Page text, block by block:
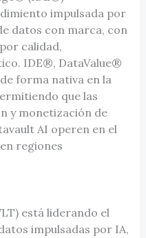
impulsada por
datos con marca, con
calidad,
IDE®, DataValue®
forma nativa en la
que las
y monetización de
AI operen en el
regiones
está liderando el
impulsadas por IA,